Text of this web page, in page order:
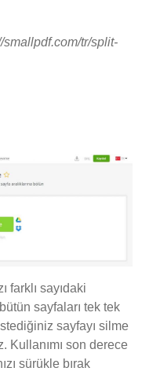
smallpdf.com/tr/split-
farklı sayıdaki
sayfaları tek tek
sayfayı silme
Kullanımı son derece
sürükle bırak